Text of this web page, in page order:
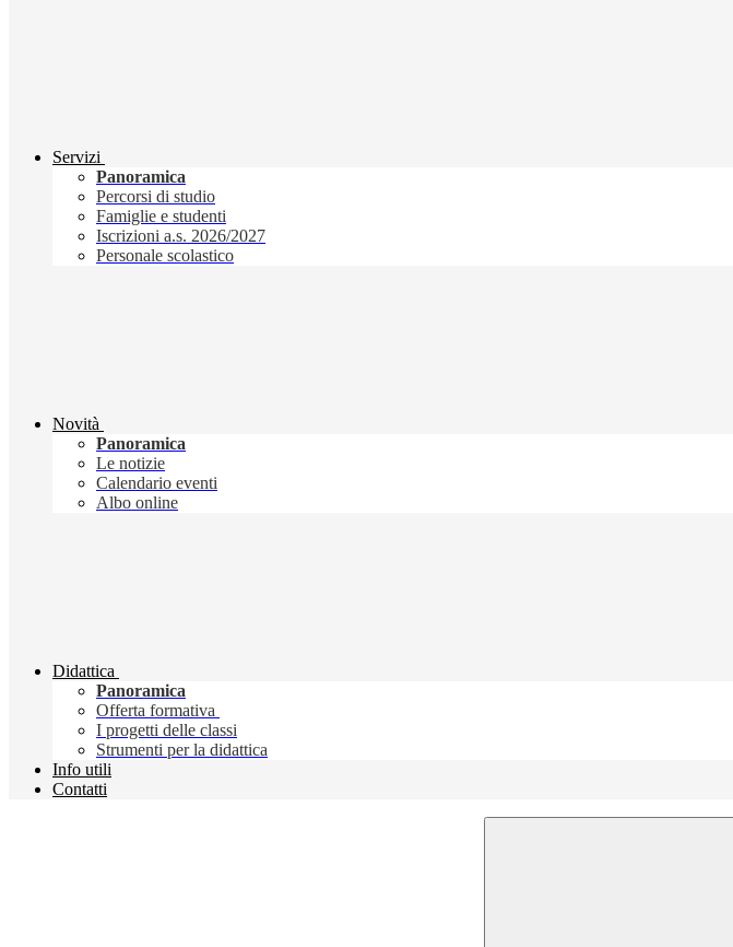
Servizi
Panoramica
Percorsi di studio
Famiglie e studenti
Iscrizioni a.s. 2026/2027
Personale scolastico
Novità
Panoramica
Le notizie
Calendario eventi
Albo online
Didattica
Panoramica
Offerta formativa
I progetti delle classi
Strumenti per la didattica
Info utili
Contatti